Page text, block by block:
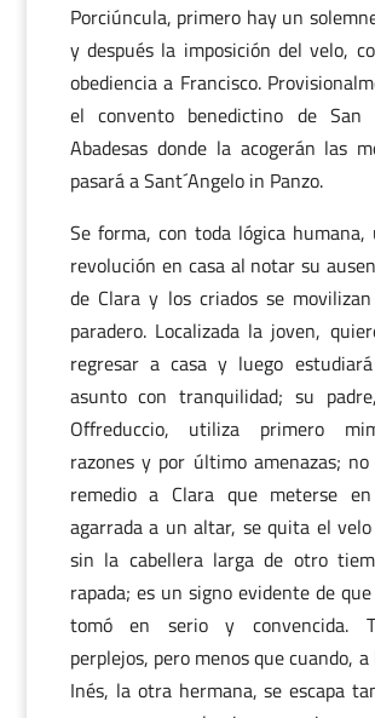
Porciúncula, primero hay un
y después la imposición del velo,
obediencia a Francisco.
el convento benedictino de San
Abadesas donde la acogerán las
pasará a Sant´Angelo in Panzo.
Se forma, con toda lógica
revolución en casa al notar su
de Clara y los criados se
paradero. Localizada la joven,
regresar a casa y luego
asunto con tranquilidad; su
Offreduccio, utiliza primero
razones y por último amenazas;
remedio a Clara que meterse
agarrada a un altar, se quita el
sin la cabellera larga de otro
rapada; es un signo evidente de
tomó en serio y convencida.
perplejos, pero menos que cuando, a
Inés, la otra hermana, se escapa